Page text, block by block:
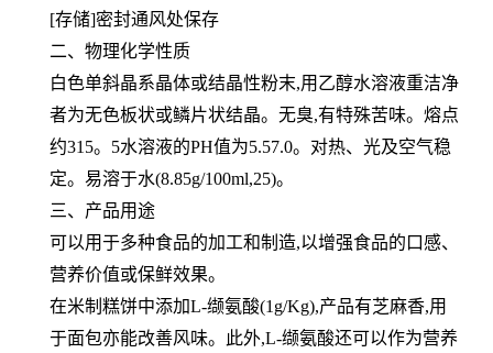
[存储]密封通风处保存
二、物理化学性质
白色单斜晶系晶体或结晶性粉末,用乙醇水溶液重洁净
者为无色板状或鳞片状结晶。无臭,有特殊苦味。熔点
约315。5水溶液的PH值为5.57.0。对热、光及空气稳
定。易溶于水(8.85g/100ml,25)。
三、产品用途
可以用于多种食品的加工和制造,以增强食品的口感、
营养价值或保鲜效果。
在米制糕饼中添加L-缬氨酸(1g/Kg),产品有芝麻香,用
于面包亦能改善风味。此外,L-缬氨酸还可以作为营养